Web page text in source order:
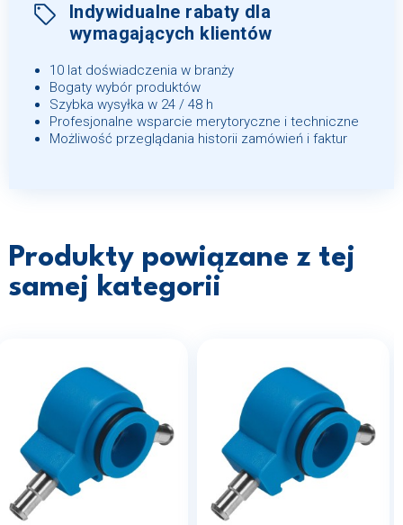
Indywidualne rabaty dla
wymagających klientów
10 lat doświadczenia w branży
Bogaty wybór produktów
Szybka wysyłka w 24 / 48 h
Profesjonalne wsparcie merytoryczne i techniczne
Możliwość przeglądania historii zamówień i faktur
Produkty powiązane z tej
samej kategorii